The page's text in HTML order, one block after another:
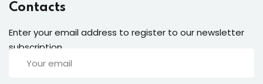
Contacts
Enter your email address to register to our newsletter
subscription